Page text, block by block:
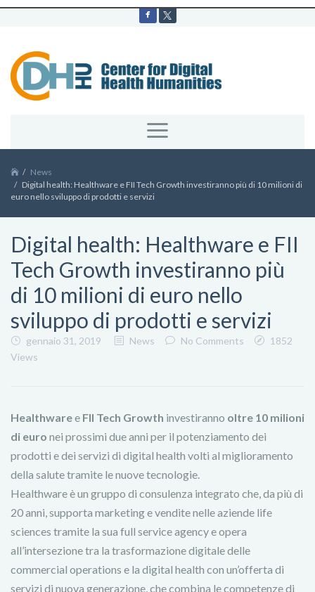
News
Digital health: Healthware e FII Tech Growth investiranno più di 10 milioni di
euro nello sviluppo di prodotti e servizi
Digital health: Healthware e FII
Tech Growth investiranno più
di 10 milioni di euro nello
sviluppo di prodotti e servizi
gennaio 31, 2019 News No Comments
1852
Views
Healthwaree FII Tech Growth investiranno oltre 10 milioni
di euro nei prossimi due anni per il potenziamento dei
prodotti e dei servizi di digital health volti al miglioramento
della salute tramite le nuove tecnologie.
Healthware è un gruppo di consulenza integrato che, da più di
20 anni, supporta marketing e vendite nelle aziende life
sciences tramite la sua full service agency e opera
all’intersezione tra la trasformazione digitale delle
commercial operations e la digital health con un’offerta di
servizi di nuova generazione, che combina le competenze di